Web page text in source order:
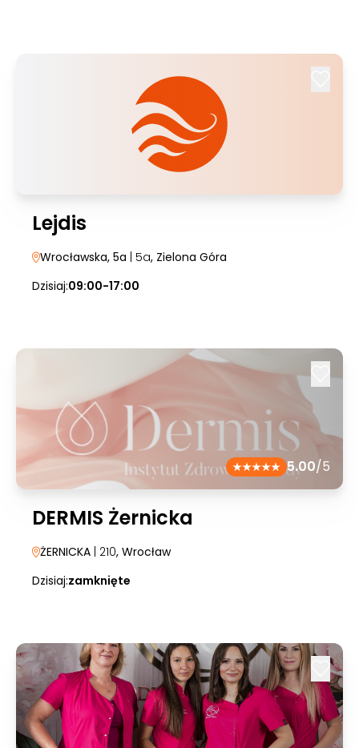
Lejdis
Wrocławska, 5a | 5a, Zielona Góra
Dzisiaj:09:00-17:00
5.00/5
DERMIS Żernicka
ŻERNICKA | 210, Wrocław
Dzisiaj:zamknięte